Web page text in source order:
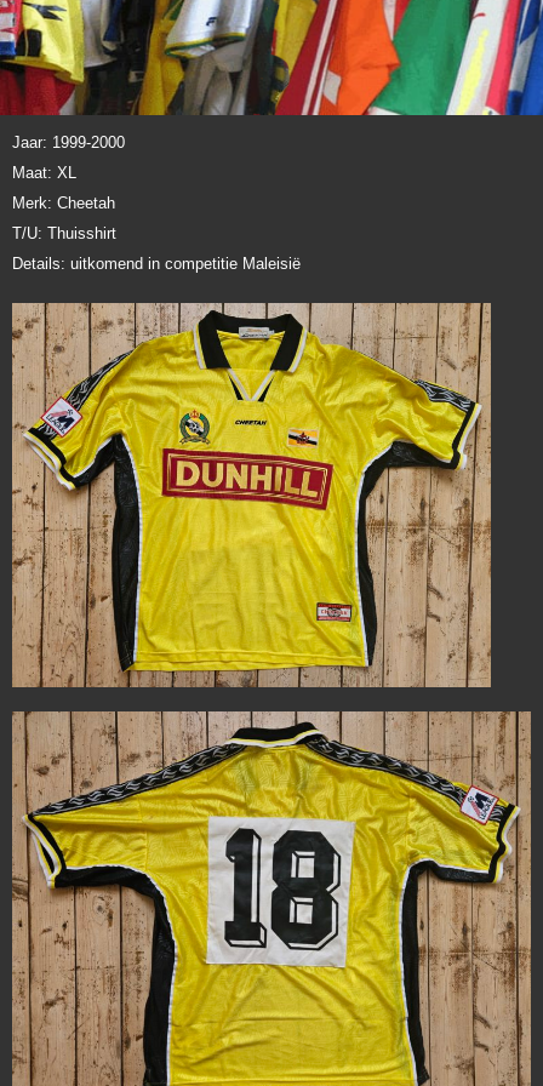
Jaar: 1999-2000
Maat: XL
Merk: Cheetah
T/U: Thuisshirt
Details: uitkomend in competitie Maleisië